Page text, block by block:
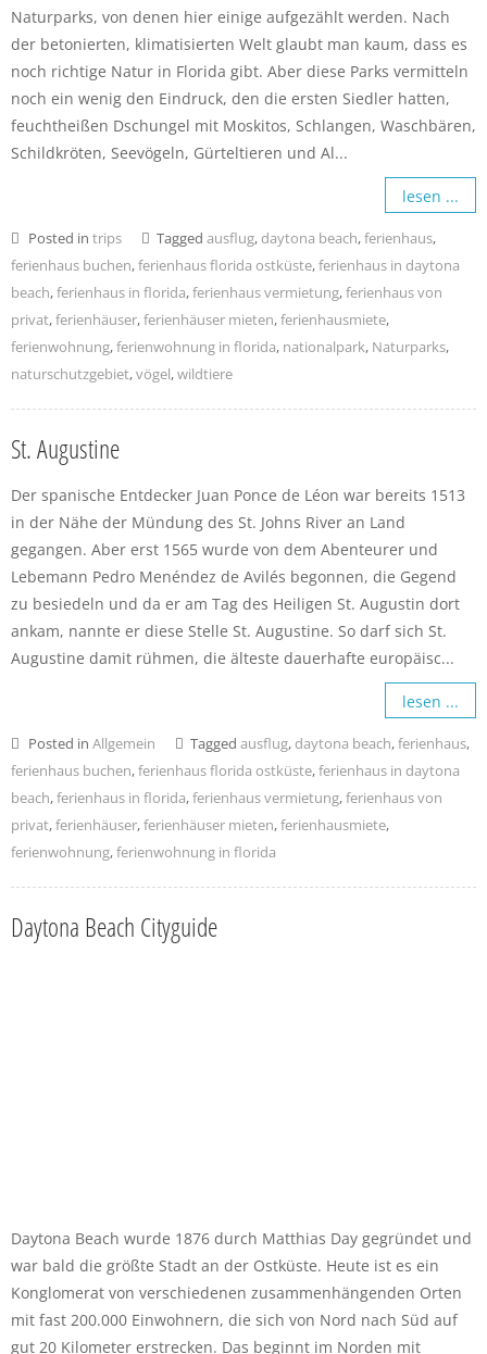
Naturparks, von denen hier einige aufgezählt werden. Nach
der betonierten, klimatisierten Welt glaubt man kaum, dass es
noch richtige Natur in Florida gibt. Aber diese Parks vermitteln
noch ein wenig den Eindruck, den die ersten Siedler hatten,
feuchtheißen Dschungel mit Moskitos, Schlangen, Waschbären,
Schildkröten, Seevögeln, Gürteltieren und Al...
lesen ...
Posted in trips Tagged ausflug,daytona beach,ferienhaus,
ferienhaus buchen,ferienhaus florida ostküste,ferienhaus in daytona
beach,ferienhaus in florida,ferienhaus vermietung,ferienhaus von
privat,ferienhäuser,ferienhäuser mieten,ferienhausmiete,
ferienwohnung,ferienwohnung in florida, nationalpark, Naturparks,
naturschutzgebiet,vögel,wildtiere
St. Augustine
Der spanische Entdecker Juan Ponce de Léon war bereits 1513
in der Nähe der Mündung des St. Johns River an Land
gegangen. Aber erst 1565 wurde von dem Abenteurer und
Lebemann Pedro Menéndez de Avilés begonnen, die Gegend
zu besiedeln und da er am Tag des Heiligen St. Augustin dort
ankam, nannte er diese Stelle St. Augustine. So darf sich St.
Augustine damit rühmen, die älteste dauerhafte europäisc...
lesen ...
Posted in Allgemein Tagged ausflug,daytona beach,ferienhaus,
ferienhaus buchen,ferienhaus florida ostküste,ferienhaus in daytona
beach,ferienhaus in florida,ferienhaus vermietung,ferienhaus von
privat,ferienhäuser,ferienhäuser mieten,ferienhausmiete,
ferienwohnung,ferienwohnung in florida
Daytona Beach Cityguide
Daytona Beach wurde 1876 durch Matthias Day gegründet und
war bald die größte Stadt an der Ostküste. Heute ist es ein
Konglomerat von verschiedenen zusammenhängenden Orten
mit fast 200.000 Einwohnern, die sich von Nord nach Süd auf
gut 20 Kilometer erstrecken. Das beginnt im Norden mit